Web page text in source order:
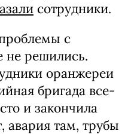
сотрудники.
с
не решились.
оранжереи
бригада все-
и закончила
авария там, трубы